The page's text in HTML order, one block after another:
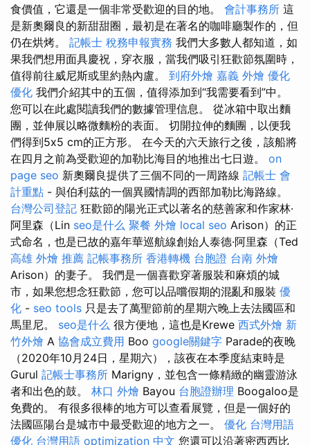
食價值，它還是一個非常受歡迎的目的地。 會計事務所 這
是新奧爾良的新甜甜圈，最初是在著名的咖啡廳製作的，但
仍在烘烤。 記帳士 稅務申報實務 我們大多數人都知道，如
果我們想用面具慶祝，穿衣服，當我們吸引狂歡節氛圍時，
值得前往威尼斯或里約熱內盧。 到府外燴 嘉義 外燴 優化
優化 我們介紹其中的五個，值得添加到“我需要看到”中。
您可以在此處閱讀我們的數據管理信息。 從冰箱中取出麵
團，並伸展以略微麵粉的表面。 切開拉伸的麵團，以便我
們得到5x5 cm的正方形。 在今天的六天旅行之後，該船將
在四月之前為受歡迎的加勒比海目的地推出七日遊。 on
page seo 新奧爾良提供了三個不同的一周路線 記帳士 會
計重點 - 與伯利茲的一個異國情調的西部加勒比海路線。
台灣公司登記 狂歡節的陽光正式以著名的慈善家和作家林·
阿里森（Lin seo是什么 聚餐 外燴 local seo Arison）的正
式命名，也是已故的嘉年華巡航線創始人泰德·阿里森（Ted
高雄 外燴 推薦 記帳事務所 香港轉機 台胞證 台南 外燴
Arison）的妻子。 我們是一個喜歡穿著服裝和麻煩的城
市，如果您想念狂歡節，您可以品嚐假期的混亂和服裝 優
化 - seo tools 只是去了萬聖節前的星期六晚上去法國區和
馬里尼。 seo是什么 很方便地，這也是Krewe 西式外燴 新
竹外燴 A 協會成立費用 Boo google關鍵字 Parade的夜晚
（2020年10月24日，星期六），該夜在本季度結束時是
Gurul 記帳士事務所 Marigny，並包含一條精緻的幽靈游泳
者和出色的鼓。 林口 外燴 Bayou 台胞證辦理 Boogaloo是
免費的。 有很多很棒的地方可以查看展覽，但是一個好的
法國區陽台是城市中最受歡迎的地方之一。 優化 台灣用語
優化 台灣用語 optimization 中文 您還可以沿著密西西比